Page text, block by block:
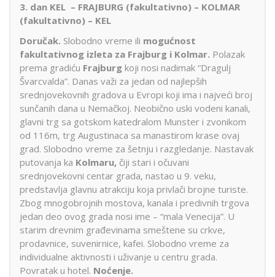
3. dan KEL – FRAJBURG (fakultativno) – KOLMAR
(fakultativno) – KEL
Doručak. Slobodno vreme ili mogućnost
fakultativnog izleta za Frajburg i Kolmar. Polazak
prema gradiću Frajburg koji nosi nadimak “Dragulj
Švarcvalda”. Danas važi za jedan od najlepših
srednjovekovnih gradova u Evropi koji ima i najveći broj
sunčanih dana u Nemačkoj. Neobično uski vodeni kanali,
glavni trg sa gotskom katedralom Munster i zvonikom
od 116m, trg Augustinaca sa manastirom krase ovaj
grad. Slobodno vreme za šetnju i razgledanje. Nastavak
putovanja ka Kolmaru, čiji stari i očuvani
srednjovekovni centar grada, nastao u 9. veku,
predstavlja glavnu atrakciju koja privlači brojne turiste.
Zbog mnogobrojnih mostova, kanala i predivnih trgova
jedan deo ovog grada nosi ime – “mala Venecija”. U
starim drevnim građevinama smeštene su crkve,
prodavnice, suvenirnice, kafei. Slobodno vreme za
individualne aktivnosti i uživanje u centru grada.
Povratak u hotel. Noćenje.